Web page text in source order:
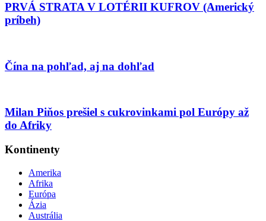
PRVÁ STRATA V LOTÉRII KUFROV (Americký
príbeh)
Čína na pohľad, aj na dohľad
Milan Piňos prešiel s cukrovinkami pol Európy až
do Afriky
Kontinenty
Amerika
Afrika
Európa
Ázia
Austrália